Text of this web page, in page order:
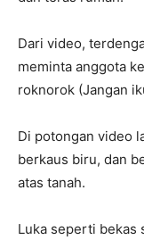
Dari video,
meminta anggota
roknorok (Jangan
Di potongan video
berkaus biru, dan
atas tanah.
Luka seperti bekas